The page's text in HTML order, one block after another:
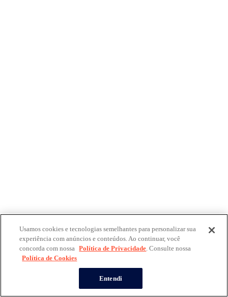
Usamos cookies e tecnologias semelhantes para personalizar sua
experiência com anúncios e conteúdos. Ao continuar, você
concorda com nossa Política de Privacidade. Consulte nossa
Política de Cookies
Entendi